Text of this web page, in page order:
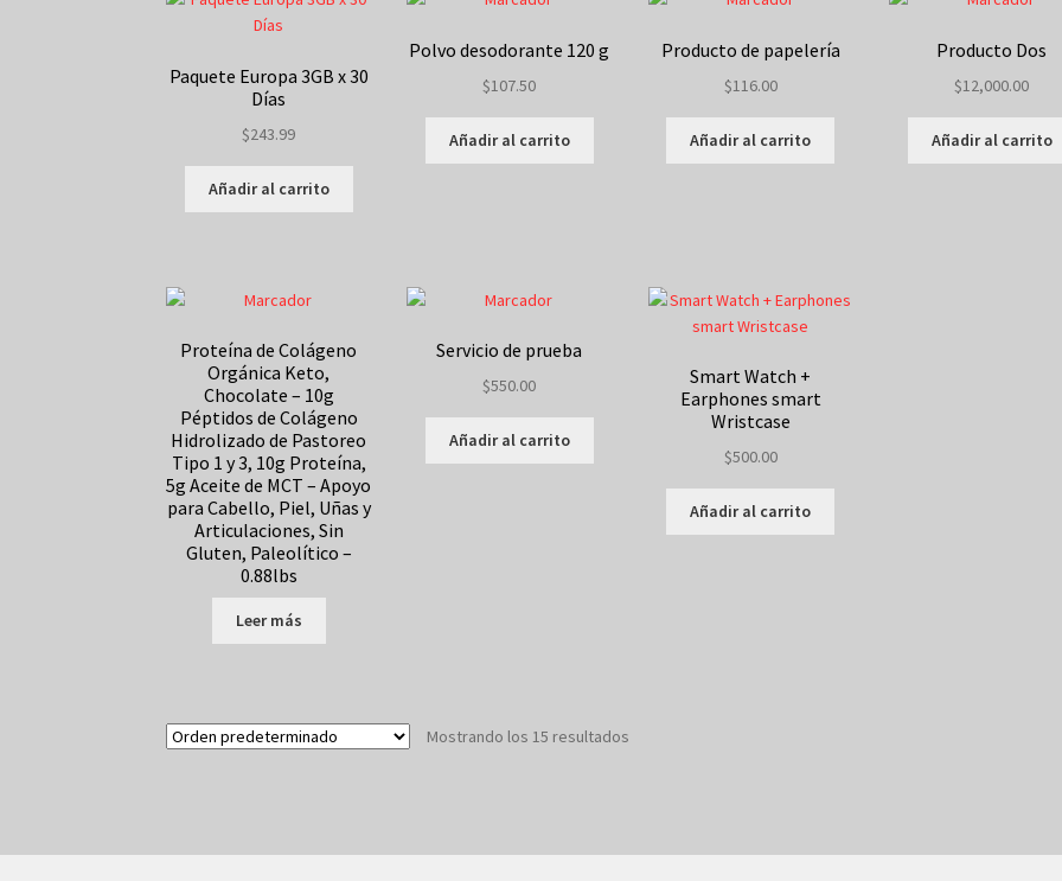
Paquete Europa 3GB x 30
Días
$243.99
Añadir al carrito
Polvo desodorante 120 g
$107.50
Añadir al carrito
Producto de papelería
$116.00
Añadir al carrito
Producto Dos
$12,000.00
Añadir al carrito
Proteína de Colágeno
Orgánica Keto,
Chocolate – 10g
Péptidos de Colágeno
Hidrolizado de Pastoreo
Tipo 1 y 3, 10g Proteína,
5g Aceite de MCT – Apoyo
para Cabello, Piel, Uñas y
Articulaciones, Sin
Gluten, Paleolítico –
0.88lbs
Leer más
Servicio de prueba
$550.00
Añadir al carrito
Smart Watch +
Earphones smart
Wristcase
$500.00
Añadir al carrito
Mostrando los 15 resultados